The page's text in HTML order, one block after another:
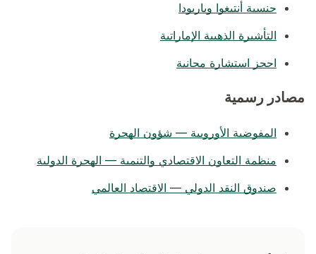
جنسية أنتيغوا وباربودا
التأشيرة الذهبية الإماراتية
احجز استشارة مجانية
مصادر رسمية
المفوضية الأوروبية — شؤون الهجرة
منظمة التعاون الاقتصادي والتنمية — الهجرة الدولية
صندوق النقد الدولي — الاقتصاد العالمي